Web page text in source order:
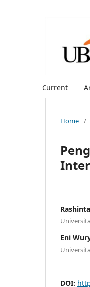
Current
Home /
Eni
DOI: